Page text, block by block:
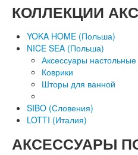
КОЛЛЕКЦИИ
YOKA HOME (Польша)
NICE SEA (Польша)
Аксессуары настольные
Коврики
Шторы для ванной
SIBO (Словения)
LOTTI (Италия)
АКСЕССУАРЫ